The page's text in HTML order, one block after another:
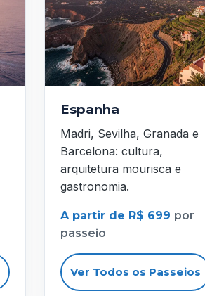
Espanha
Madri, Sevilha, Granada e
Barcelona: cultura,
arquitetura mourisca e
gastronomia.
A partir de R$ 699 por
passeio
Ver Todos os Passeios